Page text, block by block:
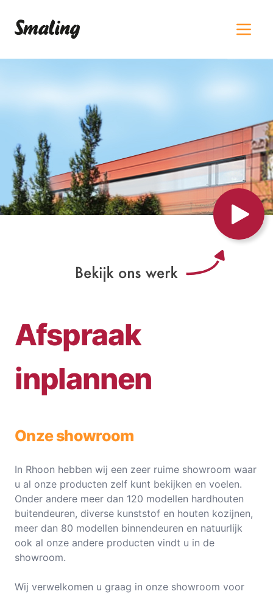
Afspraak
inplannen
Onze showroom
In Rhoon hebben wij een zeer ruime showroom waar
u al onze producten zelf kunt bekijken en voelen.
Onder andere meer dan 120 modellen hardhouten
buitendeuren, diverse kunststof en houten kozijnen,
meer dan 80 modellen binnendeuren en natuurlijk
ook al onze andere producten vindt u in de
showroom.
Wij verwelkomen u graag in onze showroom voor